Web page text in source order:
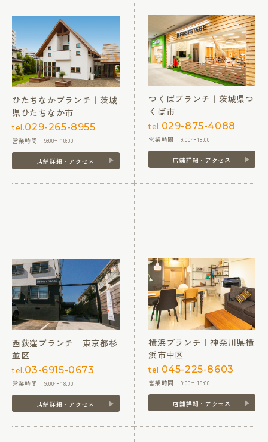
ひたちなかブランチ｜茨城
県ひたちなか市
tel.029-265-8955
営業時間 9:00〜18:00
店舗詳細・アクセス
つくばブランチ｜茨城県つ
くば市
tel. 029-875-4088
営業時間 9:00〜18:00
店舗詳細・アクセス
西荻窪ブランチ｜東京都杉
並区
tel.03-6915-0673
営業時間 9:00〜18:00
店舗詳細・アクセス
横浜ブランチ｜神奈川県横
浜市中区
tel. 045-225-8603
営業時間 9:00〜18:00
店舗詳細・アクセス